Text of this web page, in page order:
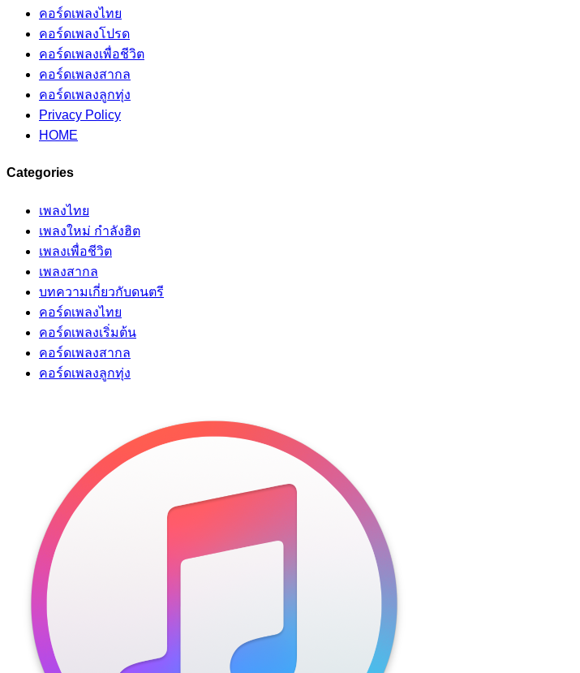
คอร์ดเพลงไทย
คอร์ดเพลงโปรด
คอร์ดเพลงเพื่อชีวิต
คอร์ดเพลงสากล
คอร์ดเพลงลูกทุ่ง
Privacy Policy
HOME
Categories
เพลงไทย
เพลงใหม่ กำลังฮิต
เพลงเพื่อชีวิต
เพลงสากล
บทความเกี่ยวกับดนตรี
คอร์ดเพลงไทย
คอร์ดเพลงเริ่มต้น
คอร์ดเพลงสากล
คอร์ดเพลงลูกทุ่ง